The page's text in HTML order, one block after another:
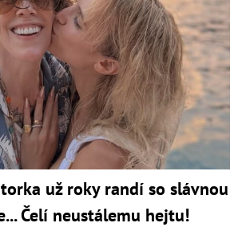
už roky randí so slávnou
Čelí neustálemu hejtu!